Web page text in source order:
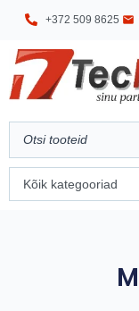
+372 509 8625